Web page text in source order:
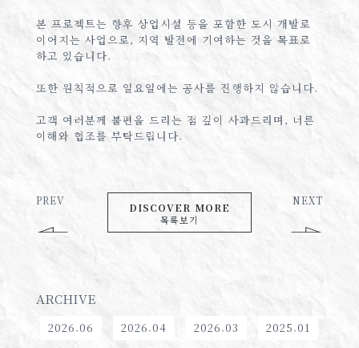
본 프로젝트는 향후 상업시설 등을 포함한 도시 개발로
이어지는 사업으로, 지역 발전에 기여하는 것을 목표로
하고 있습니다.
또한 원칙적으로 일요일에는 공사를 진행하지 않습니다.
고객 여러분께 불편을 드리는 점 깊이 사과드리며, 너른
이해와 협조를 부탁드립니다.
PREV
DISCOVER MORE
목록보기
NEXT
ARCHIVE
2026.06 2026.04 2026.03 2025.01